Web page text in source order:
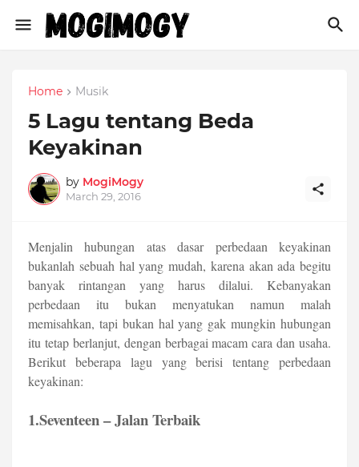
Home Musik
5 Lagu tentang Beda
Keyakinan
by MogiMogy
March 29, 2016
Menjalin hubungan atas dasar perbedaan keyakinan
bukanlah sebuah hal yang mudah, karena akan ada begitu
banyak rintangan yang harus dilalui. Kebanyakan
perbedaan itu bukan menyatukan namun malah
memisahkan, tapi bukan hal yang gak mungkin hubungan
itu tetap berlanjut, dengan berbagai macam cara dan usaha.
Berikut beberapa lagu yang berisi tentang perbedaan
keyakinan:
1.Seventeen – Jalan Terbaik